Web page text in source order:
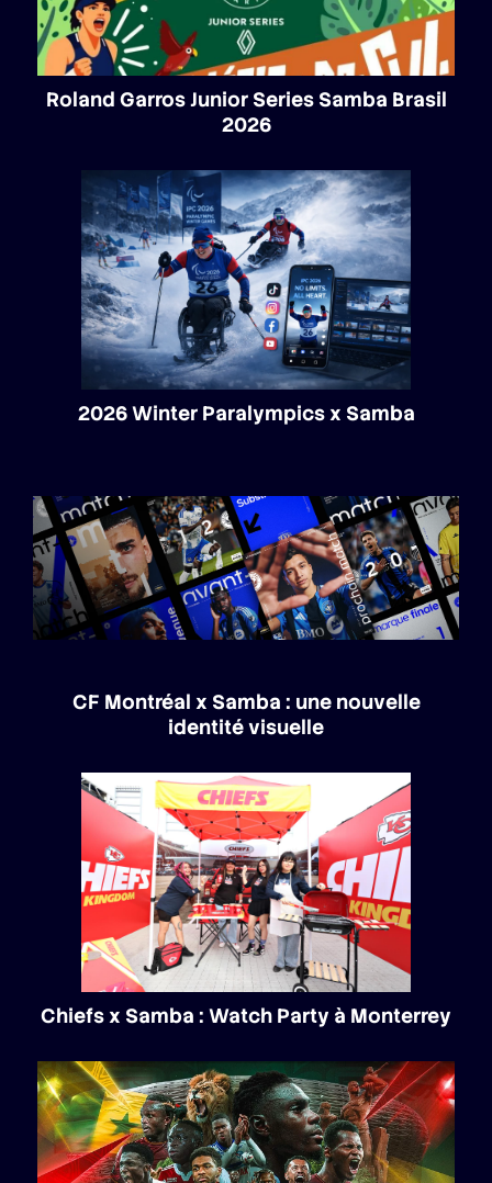
Roland Garros Junior Series Samba Brasil
2026
2026 Winter Paralympics x Samba
CF Montréal x Samba : une nouvelle
identité visuelle
Chiefs x Samba : Watch Party à Monterrey